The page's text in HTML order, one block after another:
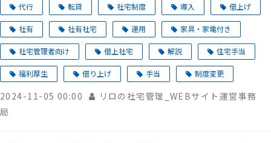
代行 転貸 社宅制度 導入 借上げ
社有 社有社宅 運用 家具・家電付き
社宅管理者向け 借上社宅 解説 住宅手当
福利厚生 借り上げ 手当 制度変更
2024-11-05 00:00
リロの社宅管理_WEBサイト運営事務
局